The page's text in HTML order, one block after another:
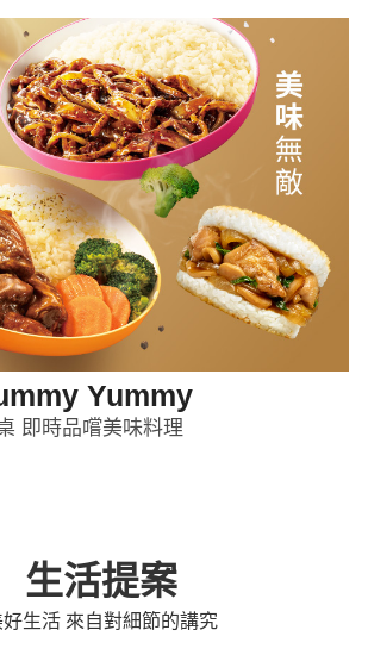
Yummy
即時品嚐美味料理
生活提案
好生活 來自對細節的講究